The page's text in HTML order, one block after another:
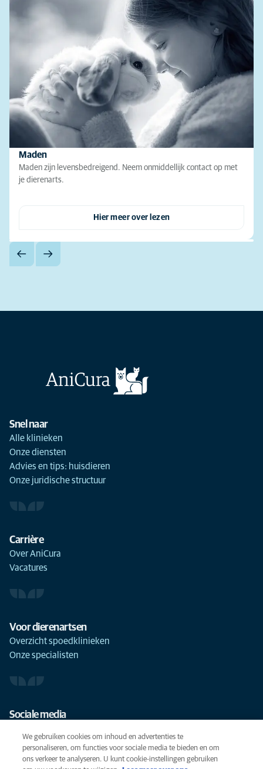
Maden
Maden zijn levensbedreigend. Neem onmiddellijk contact op met
je dierenarts.
Hier meer over lezen
Snel naar
Alle klinieken
Onze diensten
Advies en tips: huisdieren
Onze juridische structuur
Carrière
Over AniCura
Vacatures
Voor dierenartsen
Overzicht spoedklinieken
Onze specialisten
Sociale media
We gebruiken cookies om inhoud en advertenties te
personaliseren, om functies voor sociale media te bieden en om
ons verkeer te analyseren. U kunt cookie-instellingen gebruiken